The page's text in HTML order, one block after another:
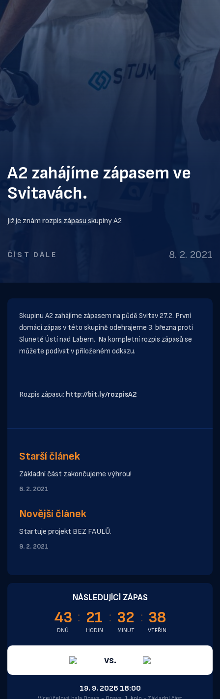
A2 zahájíme zápasem ve
Svitavách.
Již je znám rozpis zápasu skupiny A2
ČÍST DÁLE 8. 2. 2021
Skupinu A2 zahájíme zápasem na půdě Svitav 27.2. První
domácí zápas v této skupině odehrajeme 3. března proti
Slunetě Ústí nad Labem. Na kompletní rozpis zápasů se
můžete podívat v přiloženém odkazu.
Rozpis zápasu: http://bit.ly/rozpisA2
Starší článek
Základní část zakončujeme výhrou!
6. 2. 2021
Novější článek
Startuje projekt BEZ FAULŮ.
9. 2. 2021
NÁSLEDUJÍCÍ ZÁPAS
43
DNŮ
21
HODIN
32
MINUT
38
VTEŘIN
vs.
19. 9. 2026 18:00